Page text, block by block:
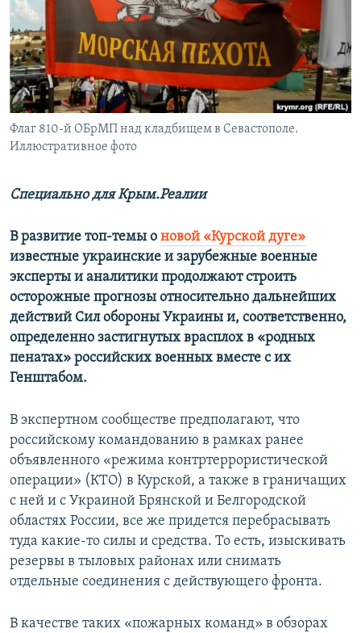
КРЫМ.НЕПОКОРЕННЫЙ
ELIFBE
УКРАИНСКАЯ ПРОБЛЕМА КРЫМА
Все сайты RFE/RL
Флаг 810-й ОБрМП над кладбищем в Севастополе.
Иллюстративное фото
Специально для Крым.Реалии
В развитие топ-темы о новой «Курской дуге»
известные украинские и зарубежные военные
эксперты и аналитики продолжают строить
осторожные прогнозы относительно дальнейших
действий Сил обороны Украины и, соответственно,
определенно застигнутых врасплох в «родных
пенатах» российских военных вместе с их
Генштабом.
В экспертном сообществе предполагают, что
российскому командованию в рамках ранее
объявленного «режима контртеррористической
операции» (КТО) в Курской, а также в граничащих
с ней и с Украиной Брянской и Белгородской
областях России, все же придется перебрасывать
туда какие-то силы и средства. То есть, изыскивать
резервы в тыловых районах или снимать
отдельные соединения с действующего фронта.
В качестве таких «пожарных команд» в обзорах